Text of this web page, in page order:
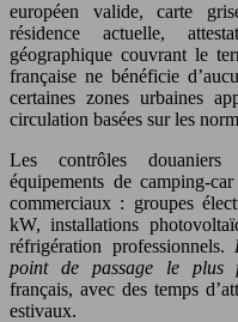
européen valide, carte
résidence actuelle,
géographique couvrant le
française ne bénéficie
certaines zones urbaines
circulation basées sur les
Les contrôles douaniers
équipements de camping-
commerciaux : groupes
kW, installations
réfrigération professionnels.
point de passage le plus
français, avec des temps
estivaux.